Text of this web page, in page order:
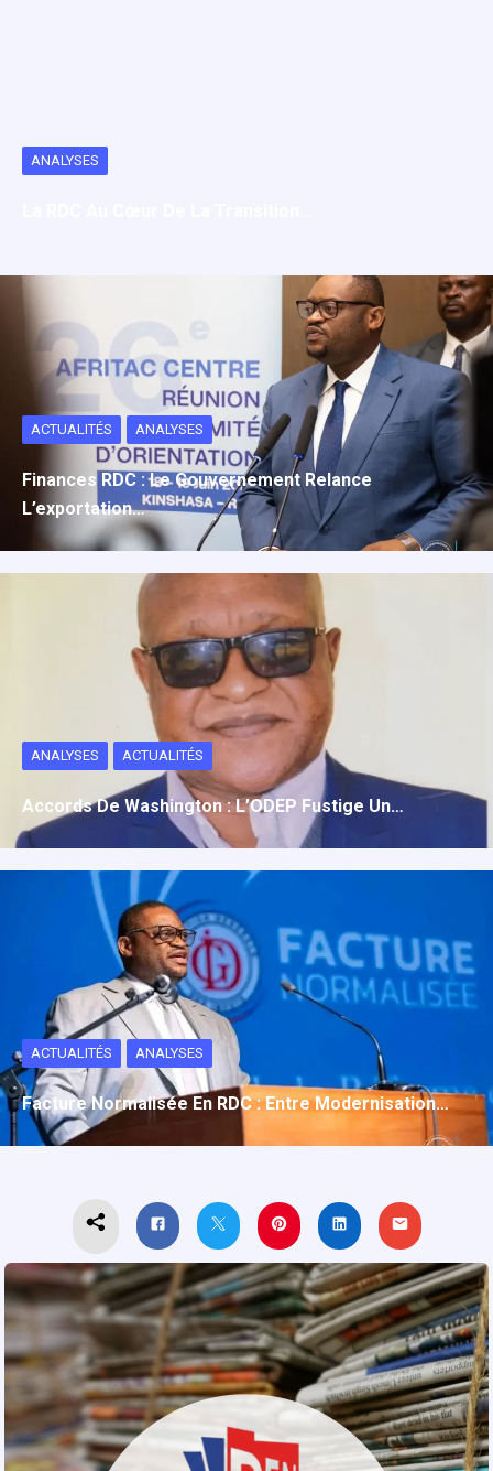
ANALYSES
ACTUALITÉS ANALYSES
Finances RDC : Le Gouvernement Relance
L’exportation…
ANALYSES ACTUALITÉS
Accords De Washington : L’ODEP Fustige Un…
ACTUALITÉS ANALYSES
Facture Normalisée En RDC : Entre Modernisation…